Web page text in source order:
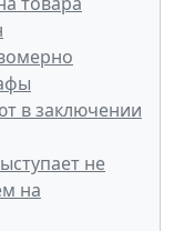
в заключении
не
на